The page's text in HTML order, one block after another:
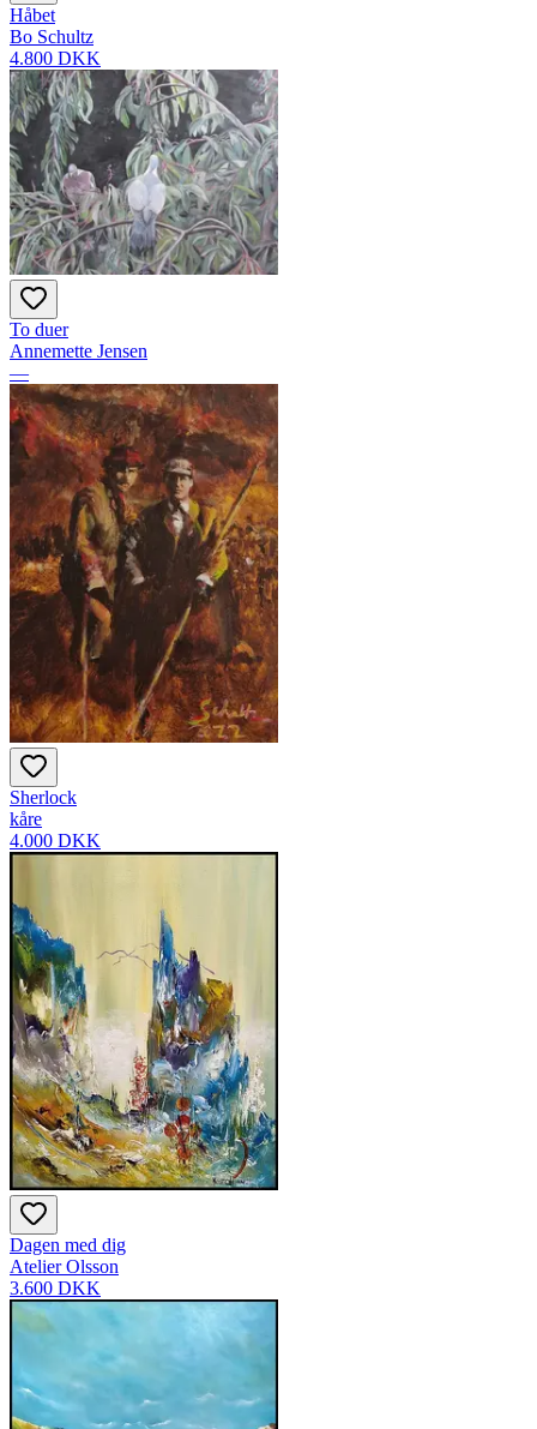
Håbet
Bo Schultz
4.800 DKK
To duer
Annemette Jensen
—
Sherlock
kåre
4.000 DKK
Dagen med dig
Atelier Olsson
3.600 DKK